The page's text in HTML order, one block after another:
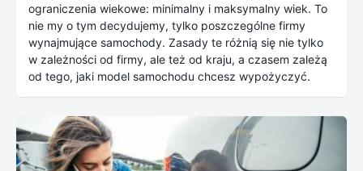
ograniczenia wiekowe: minimalny i maksymalny wiek. To
nie my o tym decydujemy, tylko poszczególne firmy
wynajmujące samochody. Zasady te różnią się nie tylko
w zależności od firmy, ale też od kraju, a czasem zależą
od tego, jaki model samochodu chcesz wypożyczyć.